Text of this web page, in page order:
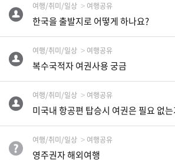
A
미
용
수
칙
여행/취미/일상 여행공유
한국을 출발지로 어떻게 하나요?
여행/취미/일상 여행공유
복수국적자 여권사용 궁금
여행/취미/일상 여행공유
미국내 항공편 탑승시 여권은 필요 없
여행/취미/일상 여행공유
영주권자 해외여행